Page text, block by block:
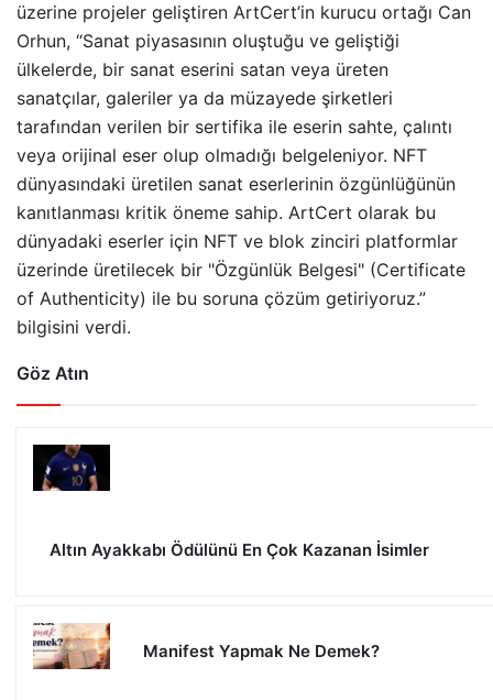
üzerine projeler geliştiren ArtCert’in kurucu ortağı Can
Orhun, “Sanat piyasasının oluştuğu ve geliştiği
ülkelerde, bir sanat eserini satan veya üreten
sanatçılar, galeriler ya da müzayede şirketleri
tarafından verilen bir sertifika ile eserin sahte, çalıntı
veya orijinal eser olup olmadığı belgeleniyor. NFT
dünyasındaki üretilen sanat eserlerinin özgünlüğünün
kanıtlanması kritik öneme sahip. ArtCert olarak bu
dünyadaki eserler için NFT ve blok zinciri platformlar
üzerinde üretilecek bir "Özgünlük Belgesi" (Certificate
of Authenticity) ile bu soruna çözüm getiriyoruz.”
bilgisini verdi.
Göz Atın
Altın Ayakkabı Ödülünü En Çok Kazanan İsimler
Manifest Yapmak Ne Demek?